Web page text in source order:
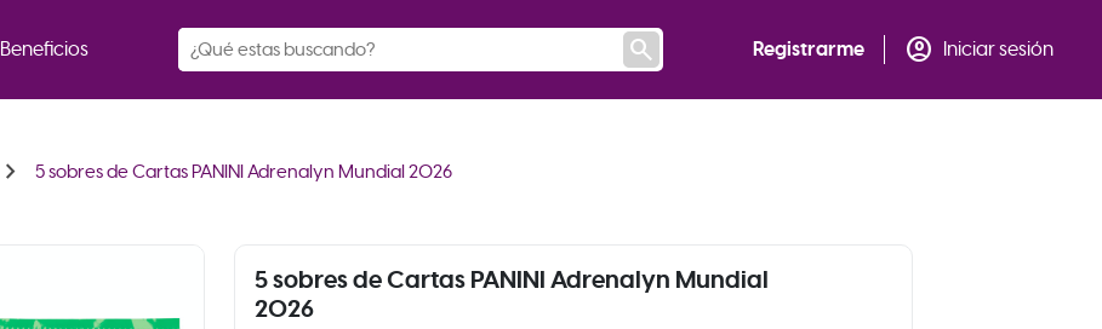
Beneficios search Registrarme account_circle Iniciar sesión
chevron_right 5 sobres de Cartas PANINI Adrenalyn Mundial 2026
5 sobres de Cartas PANINI Adrenalyn Mundial
2026